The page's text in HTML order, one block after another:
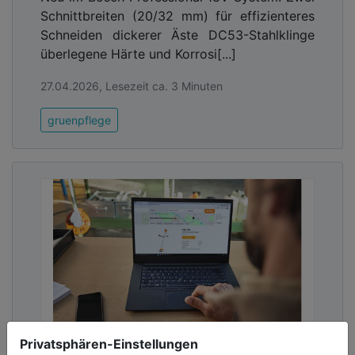
Privatsphären-Einstellungen
Kommunalwirtschaft!
Schnittbreiten (20/32 mm) für effizienteres
Schneiden dickerer Äste DC53-Stahlklinge
überlegene Härte und Korrosi[...]
27.04.2026, Lesezeit ca. 3 Minuten
gruenpflege